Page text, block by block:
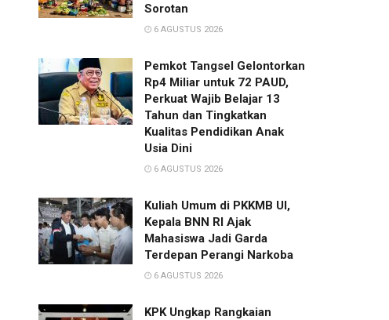
Sorotan
6 AGUSTUS 2026
Pemkot Tangsel Gelontorkan
Rp4 Miliar untuk 72 PAUD,
Perkuat Wajib Belajar 13
Tahun dan Tingkatkan
Kualitas Pendidikan Anak
Usia Dini
6 AGUSTUS 2026
Kuliah Umum di PKKMB UI,
Kepala BNN RI Ajak
Mahasiswa Jadi Garda
Terdepan Perangi Narkoba
6 AGUSTUS 2026
KPK Ungkap Rangkaian